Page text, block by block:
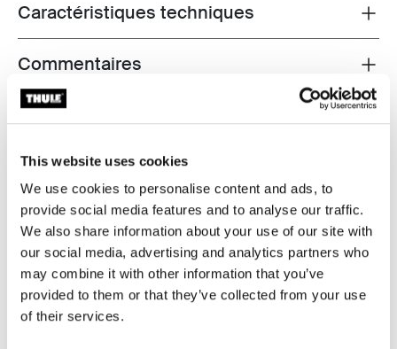
This website uses cookies
We use cookies to personalise content and ads, to
provide social media features and to analyse our traffic.
We also share information about your use of our site with
our social media, advertising and analytics partners who
may combine it with other information that you’ve
provided to them or that they’ve collected from your use
of their services.
Toggle techspec
Caractéristiques techniques
Toggle overview
Commentaires